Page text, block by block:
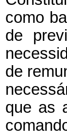
como
de
de
que as